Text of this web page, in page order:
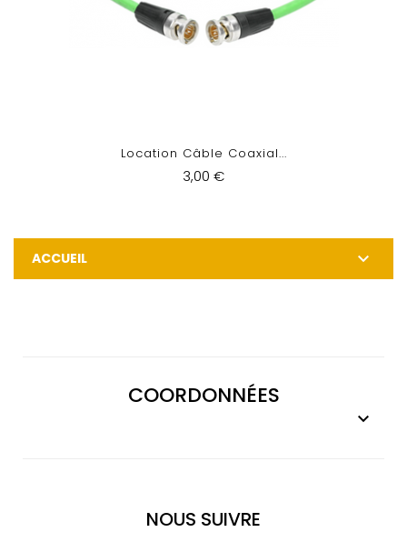
Location Câble Coaxial...
3,00 €
ACCUEIL 
COORDONNÉES

NOUS SUIVRE